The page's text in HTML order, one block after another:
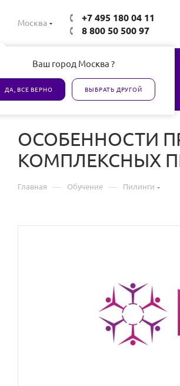
Москва
Ваш город Москва ?
ДА, ВСЕ ВЕРНО ВЫБРАТЬ ДРУГОЙ
+7 495 180 04 11
8 800 50 500 97
Все товары сертифицированы
ОСОБЕННОСТИ
КОМПЛЕКСНЫХ
Главная — Обучение — Пилинги